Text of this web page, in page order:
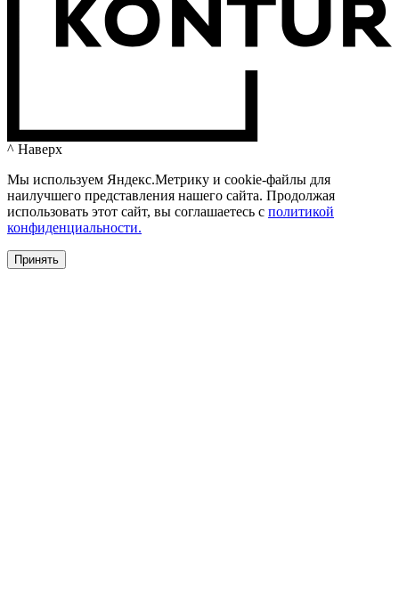
^ Наверх
Мы используем Яндекс.Метрику и cookie-файлы для
наилучшего представления нашего сайта. Продолжая
использовать этот сайт, вы соглашаетесь c политикой
конфиденциальности.
Принять